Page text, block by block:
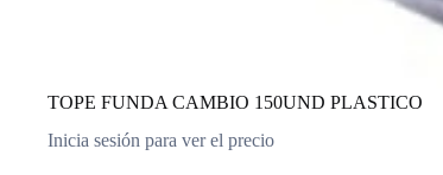
TOPE FUNDA CAMBIO 150UND PLASTICO
Inicia sesión para ver el precio